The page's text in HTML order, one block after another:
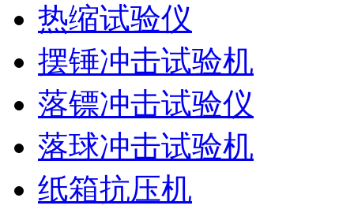
热缩试验仪
摆锤冲击试验机
落镖冲击试验仪
落球冲击试验机
纸箱抗压机